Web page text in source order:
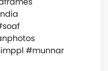
#munnar